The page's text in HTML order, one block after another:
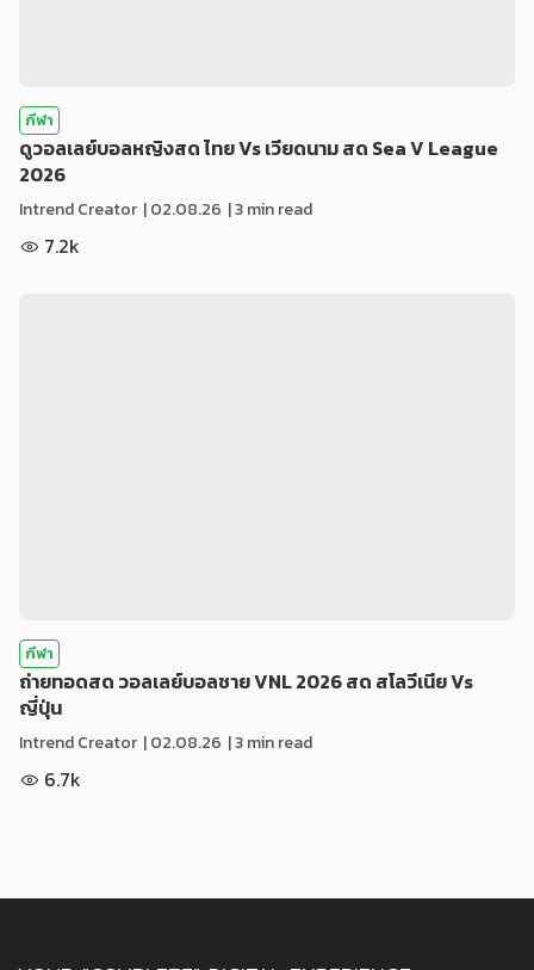
กีฬา
ดูวอลเลย์บอลหญิงสด ไทย Vs เวียดนาม สด Sea V League
2026
Intrend Creator |02.08.26 | 3 min read
7.2k
กีฬา
ถ่ายทอดสด วอลเลย์บอลชาย VNL 2026 สด สโลวีเนีย Vs
ญี่ปุ่น
Intrend Creator |02.08.26 | 3 min read
6.7k